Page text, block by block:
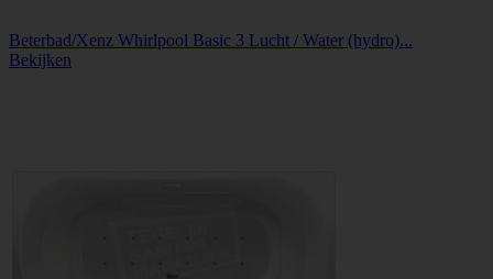
Beterbad/Xenz Whirlpool Basic 3 Lucht / Water (hydro)...
Bekijken